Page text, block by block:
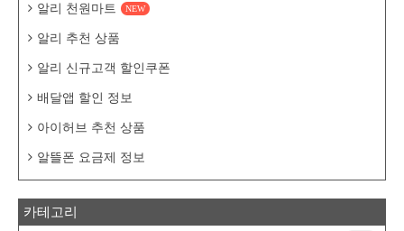
알리 천원마트 NEW
알리 추천 상품
알리 신규고객 할인쿠폰
배달앱 할인 정보
아이허브 추천 상품
알뜰폰 요금제 정보
카테고리